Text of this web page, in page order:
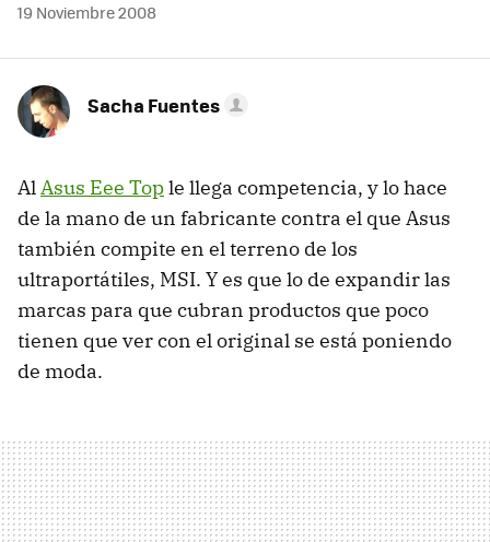
19 Noviembre 2008
Sacha Fuentes
AlAsus Eee Tople llega competencia, y lo hace
de la mano de un fabricante contra el que Asus
también compite en el terreno de los
ultraportátiles, MSI. Y es que lo de expandir las
marcas para que cubran productos que poco
tienen que ver con el original se está poniendo
de moda.